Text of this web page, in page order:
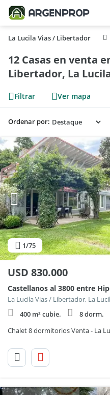
La Lucila Vias / Libertador
12 Casas en venta
Libertador, La
Filtrar Ver mapa
Ordenar por:
1/75
USD 830.000
La Lucila Vias / Libertador, La
400 m² cubie.
8 dorm.
Chalet 8 dormitorios Venta - La